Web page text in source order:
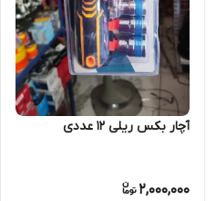
آچار بکس ریلی ۱۲ عددی
2,000,000